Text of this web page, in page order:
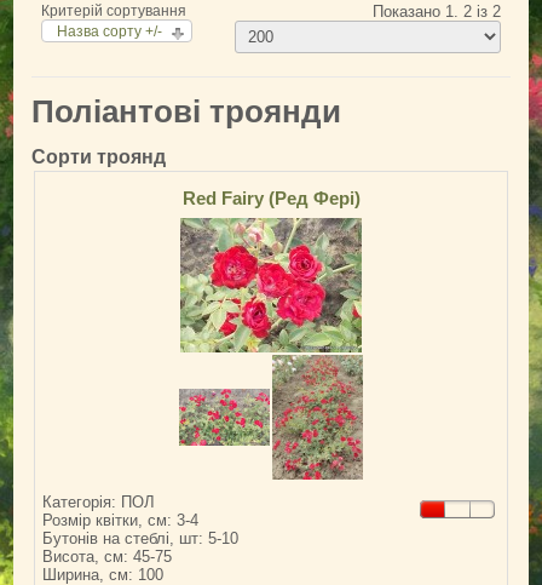
Критерій сортування
Назва сорту +/-
Показано 1. 2 із 2
Поліантові троянди
Сорти троянд
Red Fairy (Ред Фері)
Категорія: ПОЛ
Розмір квітки, см: 3-4
Бутонів на стеблі, шт: 5-10
Висота, см: 45-75
Ширина, см: 100